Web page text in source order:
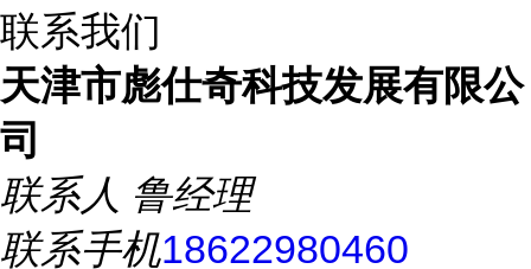
联系我们
天津市彪仕奇科技发展有限公
司
联系人 鲁经理
联系手机18622980460